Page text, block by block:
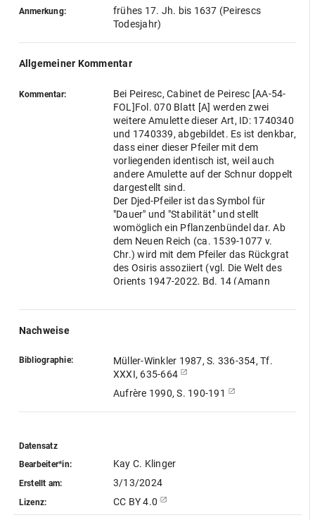
Anmerkung:
frühes 17. Jh. bis 1637 (Peirescs
Todesjahr)
Allgemeiner Kommentar
Kommentar:
Bei Peiresc, Cabinet de Peiresc [AA-54-
FOL]Fol. 070 Blatt [A] werden zwei
weitere Amulette dieser Art, ID: 1740340
und 1740339, abgebildet. Es ist denkbar,
dass einer dieser Pfeiler mit dem
vorliegenden identisch ist, weil auch
andere Amulette auf der Schnur doppelt
dargestellt sind.
Der Djed-Pfeiler ist das Symbol für
"Dauer" und "Stabilität" und stellt
womöglich ein Pflanzenbündel dar. Ab
dem Neuen Reich (ca. 1539-1077 v.
Chr.) wird mit dem Pfeiler das Rückgrat
des Osiris assoziiert (vgl. Die Welt des
Orients 1947-2022, Bd. 14 (Amann
Nachweise
Bibliographie:
Müller-Winkler 1987, S. 336-354, Tf.
XXXI, 635-664
Aufrère 1990, S. 190-191
Datensatz
Bearbeiter*in:
Kay C. Klinger
Erstellt am: 3/13/2024
Lizenz: CC BY 4.0